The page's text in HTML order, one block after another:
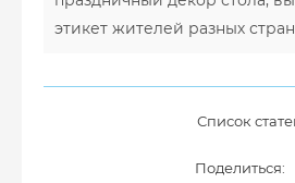
этикет жителей разных
Список
Поделиться: